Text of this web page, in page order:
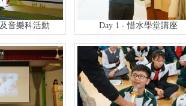
音樂科活動 Day 1 - 惜水學堂講座